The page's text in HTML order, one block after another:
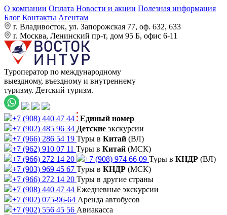
О компании Оплата Новости и акции Полезная информация
Блог Контакты Агентам
г. Владивосток, ул. Запорожская 77, оф. 632, 633
г. Москва, Ленинский пр-т, дом 95 Б, офис 6-11
Туроператор по международному
выездному, въездному и внутреннему
туризму. Детский туризм.
+7 (908) 440 47 44
Единый номер
+7 (902) 485 96 34 Детские экскурсии
+7 (966) 286 54 19 Туры в Китай (ВЛ)
+7 (962) 910 07 11 Туры в Китай (МСК)
+7 (966) 272 14 20
+7 (908) 974 66 09 Туры в КНДР (ВЛ)
+7 (903) 969 45 67 Туры в КНДР (МСК)
+7 (966) 272 14 20 Туры в другие страны
+7 (908) 440 47 44 Ежедневные экскурсии
+7 (902) 075-96-64 Аренда автобусов
+7 (902) 556 45 56 Авиакасса